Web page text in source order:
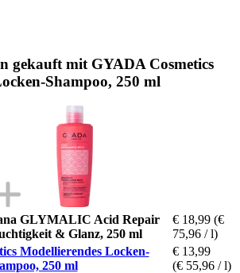
gekauft mit GYADA Cosmetics
Shampoo, 250 ml
GLYMALIC Acid Repair
& Glanz, 250 ml
€ 18,99 (€
75,96 / l)
Modellierendes Locken-
250 ml
€ 13,99
(€ 55,96 / l)